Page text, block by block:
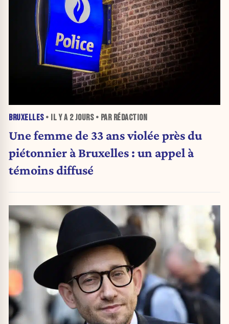
BRUXELLES• IL Y A 2 JOURS• PAR RÉDACTION
Une femme de 33 ans violée près du
piétonnier à Bruxelles : un appel à
témoins diffusé